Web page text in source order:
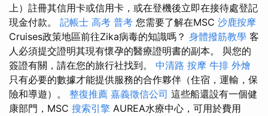
上）註冊其信用卡或信用卡，或在登機後立即在接待處登記
現金付款。 記帳士 高考 普考 您需要了解在MSC 沙鹿按摩
Cruises政策地區前往Zika病毒的知識嗎？ 身體撥筋教學 客
人必須提交證明其現有懷孕的醫療證明書的副本。 與您的
簽證有關，請在您的旅行社找到。 中清路 按摩 牛排 外燴
只有必要的數據才能提供服務的合作夥伴（住宿，運輸，保
險和導遊）。 整復推薦 嘉義徵信公司 這些船還設有一個健
康部門，MSC 搜索引擎 AUREA水療中心，可用於費用